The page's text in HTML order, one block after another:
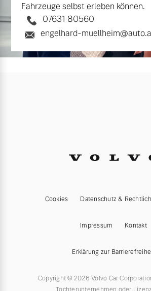
Fahrzeuge selbst erleben können.
07631 80560
engelhard-
Cookies Datenschutz &
Impressum Kontakt
Erklärung zur
Copyright © 2026 Volvo Car
Tochterunternehmen oder